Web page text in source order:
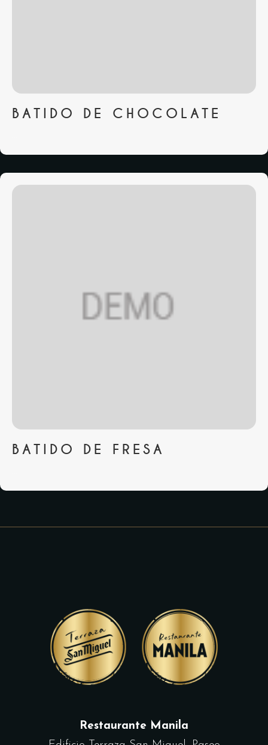
BATIDO DE CHOCOLATE
BATIDO DE FRESA
Restaurante Manila